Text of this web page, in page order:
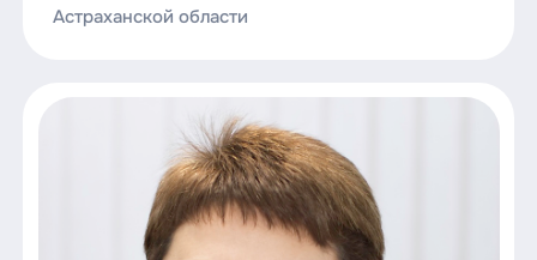
Астраханской области